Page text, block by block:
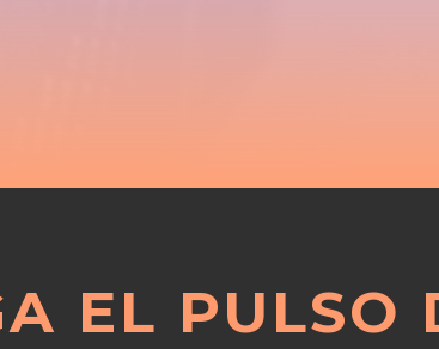
EL PULSO